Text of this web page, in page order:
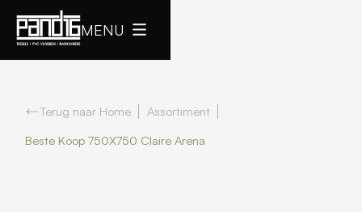
MENU
Terug naar Home
Assortiment
Beste Koop 750X750 Claire Arena